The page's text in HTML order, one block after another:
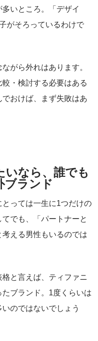
いところ。「デザイ
がそろっているわけで
がら外れはあります。
・検討する必要はある
おけば、まず失敗はあ
いなら、誰でも
ブランド
っては一生に1つだけの
でも、「パートナーと
える男性もいるのでは
と言えば、ティファニ
ブランド。1度くらいは
のではないでしょう